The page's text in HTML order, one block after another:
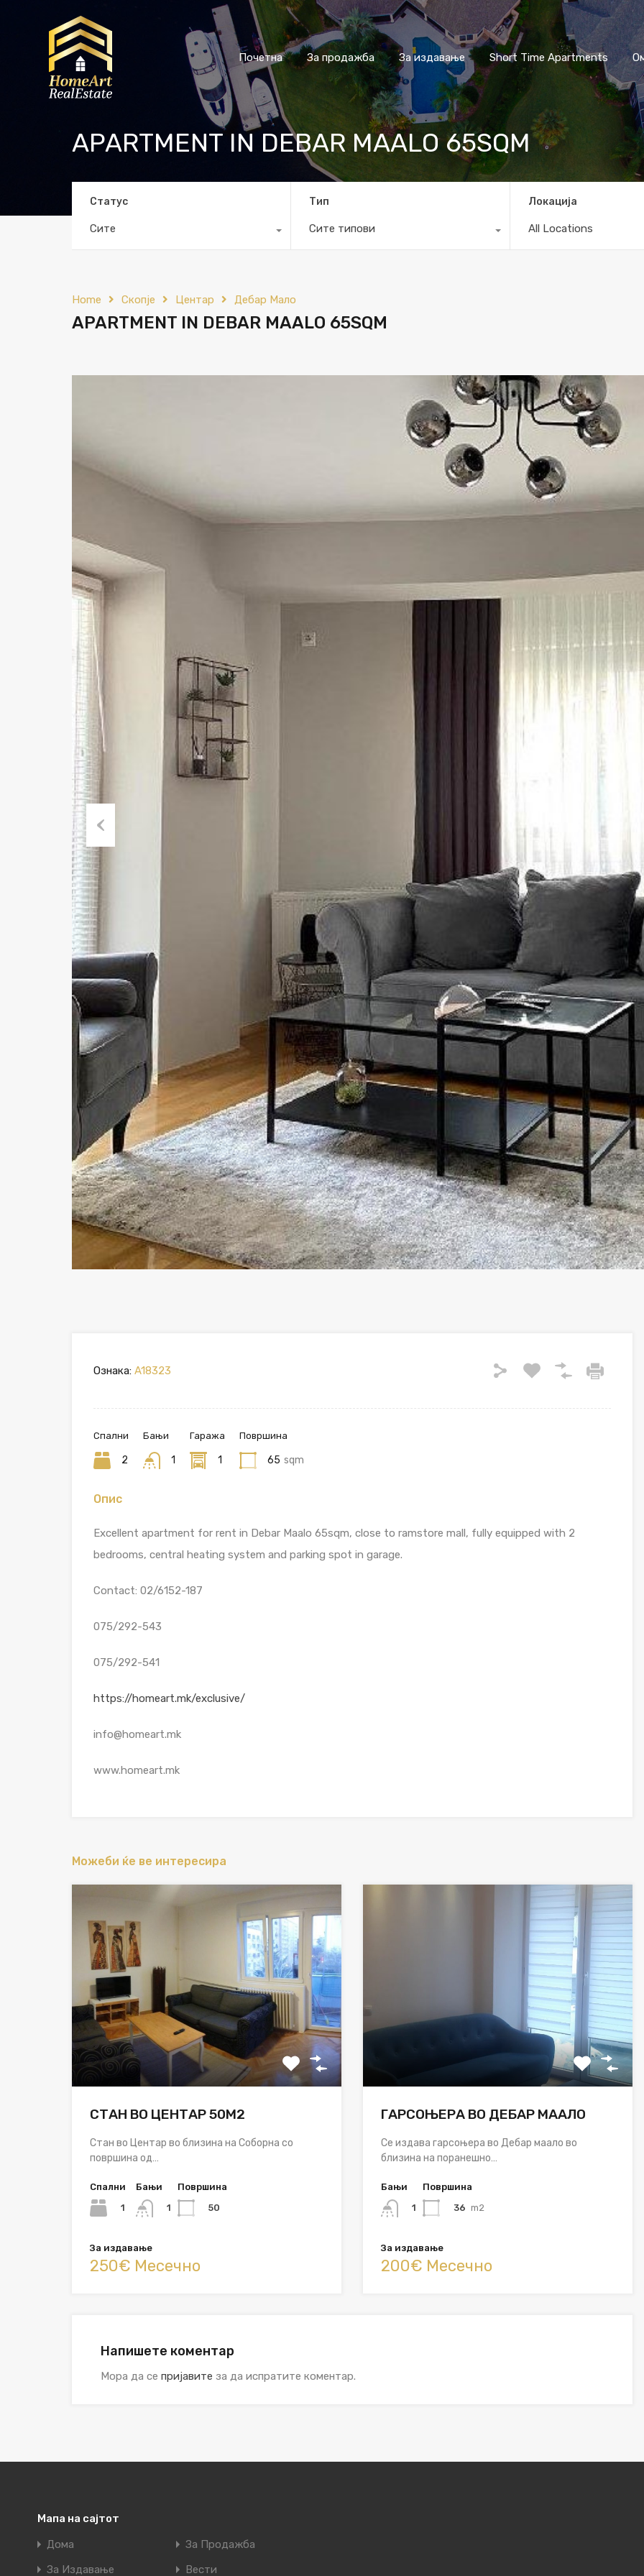
Почетна За продажба За издавање Short Time Apartments
APARTMENT IN DEBAR MAALO 65SQM
Статус
Сите
Тип
Сите типови
Локација
All Locations
Home Скопје Центар Дебар Мало
APARTMENT IN DEBAR MAALO 65SQM
Previous
Ознака: A18323
Спални
2
Бањи
1
Гаража
1
Површина
65 sqm
Опис
Excellent apartment for rent in Debar Maalo 65sqm, close to ramstore mall, fully equipped with 2
bedrooms, central heating system and parking spot in garage.
Contact: 02/6152-187
075/292-543
075/292-541
https://homeart.mk/exclusive/
info@homeart.mk
www.homeart.mk
Можеби ќе ве интересира
СТАН ВО ЦЕНТАР 50М2
Стан во Центар во близина на Соборна со
површина од…
Спални
1
Бањи
1
Површина
50
За издавање
250€ Месечно
ГАРСОЊЕРА ВО ДЕБАР МААЛО
Се издава гарсоњера во Дебар маало во
близина на поранешно…
Бањи
1
Површина
36 m2
За издавање
200€ Месечно
Напишете коментар
Мора да се пријавите за да испратите коментар.
Мапа на сајтот
Дома
За Продажба
За Издавање
Вести